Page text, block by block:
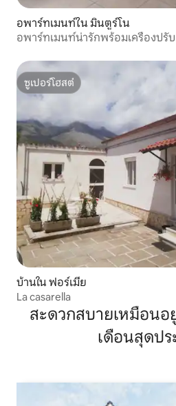
อพาร์ทเมนท์ใน มินตูร์โน
อพาร์ทเมนท์น่ารักพร้อมเครื่องปรั
ซูเปอร์โฮสต์
ซูเปอร์โฮสต์
บ้านใน ฟอร์เมีย
La casarella
สะดวกสบายเหมือนอ
เดือนสุดป